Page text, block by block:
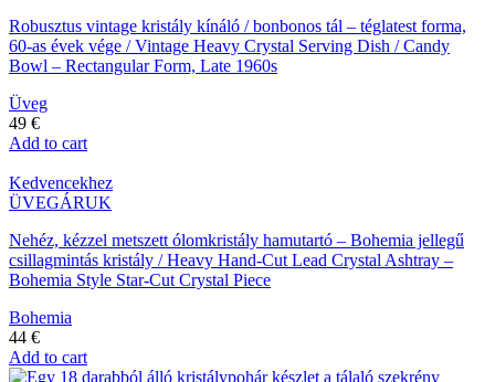
Robusztus vintage kristály kínáló / bonbonos tál – téglatest forma,
60-as évek vége / Vintage Heavy Crystal Serving Dish / Candy
Bowl – Rectangular Form, Late 1960s
Üveg
49 €
Add to cart
Kedvencekhez
ÜVEGÁRUK
Nehéz, kézzel metszett ólomkristály hamutartó – Bohemia jellegű
csillagmintás kristály / Heavy Hand-Cut Lead Crystal Ashtray –
Bohemia Style Star-Cut Crystal Piece
Bohemia
44 €
Add to cart